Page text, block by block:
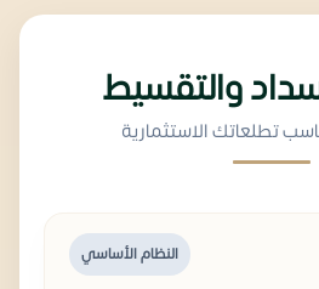
والتقسيط
تطلعاتك الاستثمارية
النظام الأساسي